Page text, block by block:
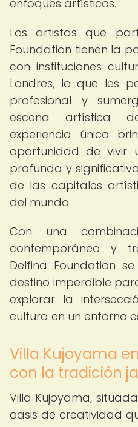
enfoques artísticos.
Los artistas que
Foundation tienen la
con instituciones
Londres, lo que les
profesional y
escena artística
experiencia única
oportunidad de vivir
profunda y
de las capitales
del mundo.
Con una
contemporáneo y
Delfina Foundation
destino imperdible
explorar la
cultura en un entorno
Villa Kujoyama
con la tradición
Villa Kujoyama,
oasis de creatividad